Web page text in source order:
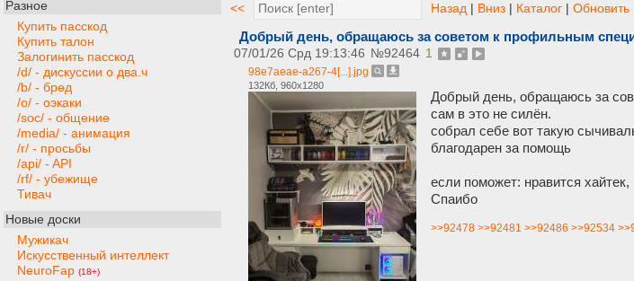
Разное
Купить пасскод
Купить талон
Залогинить пасскод
/d/ - дискуссии о два.ч
/b/ - бред
/o/ - оэкаки
/soc/ - общение
/media/ - анимация
/r/ - просьбы
/api/ - API
/rf/ - убежище
Тивач
Новые доски
Мужикач
Искусственный интеллект
NeuroFap (18+)
<< Назад | Вниз | Каталог | Обновить
Добрый день, обращаюсь за советом к профильным
07/01/26 Срд 19:13:46 №92464 1
98e7aeae-a267-4[...].jpg
132Кб, 960x1280
Добрый день, обращаюсь за
сам в это не силён.
собрал себе вот такую
благодарен за помощь
если поможет: нравится
Спаибо
>>92478 >>92481 >>92486 >>92534